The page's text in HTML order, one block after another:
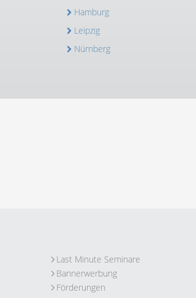
Hamburg
Leipzig
Nürnberg
Last Minute Seminare
Bannerwerbung
Förderungen